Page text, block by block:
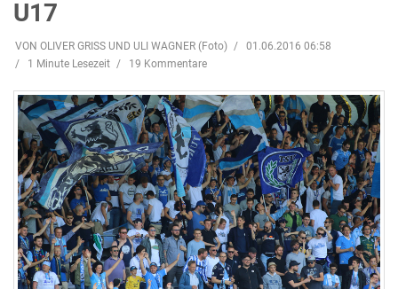
U17
VON OLIVER GRISS UND ULI WAGNER (Foto)
01.06.2016 06:58
1 Minute Lesezeit
19 Kommentare